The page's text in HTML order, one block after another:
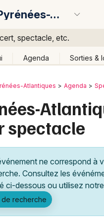
Pyrénées-Atlantiques
spectacle, etc.
Agenda Sorties &
un événement
Expérience
salons
Atlantiques Agenda
spectacle
ne correspond à
Consultez les
ci-dessous ou utilisez notre
de recherche
Changer de lieu
Demain Ce week-end